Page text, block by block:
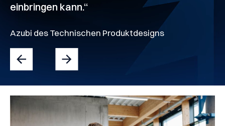
einbringen kann.“
Azubi des Technischen Produktdesigns